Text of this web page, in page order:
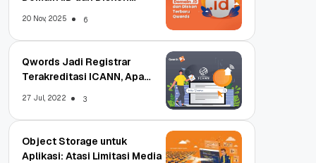
20 Nov, 2025 6
Qwords Jadi Registrar
Terakreditasi ICANN, Apa
27 Jul, 2022 3
Object Storage untuk
Aplikasi: Atasi Limitasi Media